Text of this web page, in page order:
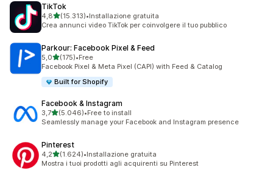
TikTok
4,8stelle su 5
(15.313)
15313 recensioni totali
•Installazione gratuita
Crea annunci video TikTok per coinvolgere il tuo pubblico
Parkour: Facebook Pixel & Feed
5,0stelle su 5
(175)
175 recensioni totali
•Free
Facebook Pixel & Meta Pixel (CAPI) with Feed & Catalog
Built for Shopify
Facebook & Instagram
3,7stelle su 5
(5.046)
5046 recensioni totali
•Free to install
Seamlessly manage your Facebook and Instagram presence
Pinterest
4,2stelle su 5
(1.624)
1624 recensioni totali
•Installazione gratuita
Mostra i tuoi prodotti agli acquirenti su Pinterest